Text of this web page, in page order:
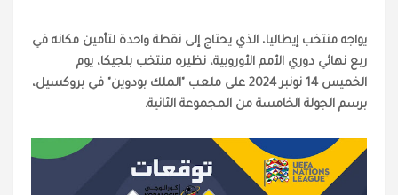
يواجه منتخب إيطاليا، الذي يحتاج إلى نقطة واحدة لتأمين مكانه في
ربع نهائي دوري الأمم الأوروبية، نظيره منتخب بلجيكا، يوم
الخميس 14 نونبر 2024 على ملعب "الملك بودوين" في بروكسيل،
برسم الجولة الخامسة من المجموعة الثانية.